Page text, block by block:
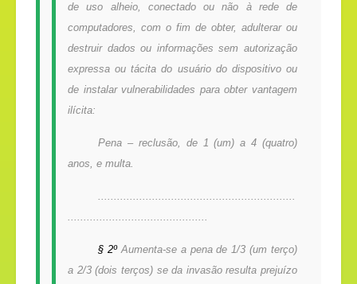
de uso alheio, conectado ou não à rede de
computadores, com o fim de obter, adulterar ou
destruir dados ou informações sem autorização
expressa ou tácita do usuário do dispositivo ou
de instalar vulnerabilidades para obter vantagem
ilícita:
Pena – reclusão, de 1 (um) a 4 (quatro)
anos, e multa.
..............................................................
............................................
§ 2ºAumenta-se a pena de 1/3 (um terço)
a 2/3 (dois terços) se da invasão resulta prejuízo